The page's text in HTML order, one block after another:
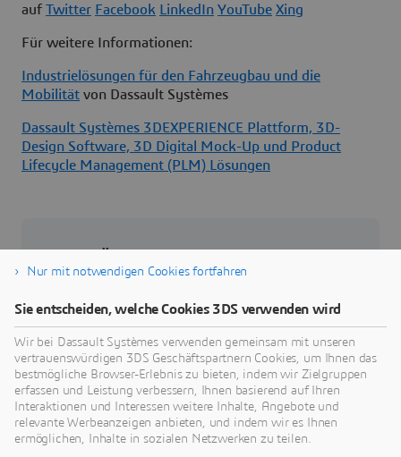
auf Twitter Facebook LinkedIn YouTube Xing
Für weitere Informationen:
Industrielösungen für den Fahrzeugbau und die
Mobilität von Dassault Systèmes
Dassault Systèmes 3DEXPERIENCE Plattform, 3D-
Design Software, 3D Digital Mock-Up und Product
Lifecycle Management (PLM) Lösungen
menschlichen Fortschritt. Seit 1981 ist das
Unternehmen führend in der Entwicklung
virtueller Technologien, die das reale Leben von
Verbrauchern, Patienten und Bürgern verbessern.
Mehr als 370.000 Kunden aller Größen und
Branchen arbeiten auf der 3DEXPERIENCE
plattform von Dassault Systèmes zusammen,
Nur mit notwendigen Cookies fortfahren
Sie entscheiden, welche Cookies 3DS verwenden wird
Wir bei Dassault Systèmes verwenden gemeinsam mit unseren
vertrauenswürdigen 3DS Geschäftspartnern Cookies, um Ihnen das
bestmögliche Browser-Erlebnis zu bieten, indem wir Zielgruppen
erfassen und Leistung verbessern, Ihnen basierend auf Ihren
Interaktionen und Interessen weitere Inhalte, Angebote und
relevante Werbeanzeigen anbieten, und indem wir es Ihnen
ermöglichen, Inhalte in sozialen Netzwerken zu teilen.